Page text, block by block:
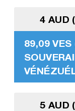
4 AUD
89,09 VES
5 AUD